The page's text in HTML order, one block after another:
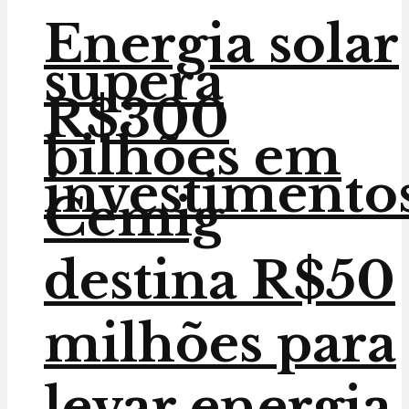
Energia solar
supera
R$300
bilhões em
Cemig
destina R$50
milhões para